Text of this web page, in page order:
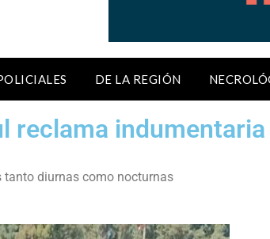
DE LA REGIÓN
reclama indumentaria
tanto diurnas como nocturnas